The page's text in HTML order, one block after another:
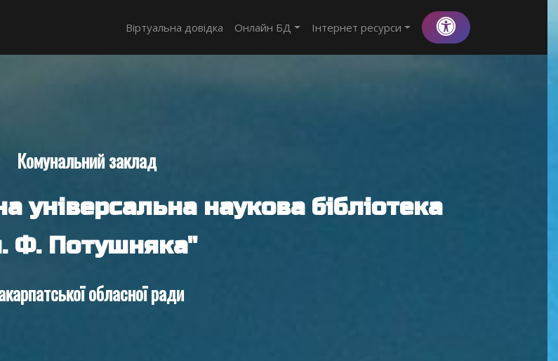
Віртуальна довідка Онлайн БД Інтернет ресурси
Комунальний заклад
універсальна наукова бібліотека
Ф. Потушняка"
обласної ради